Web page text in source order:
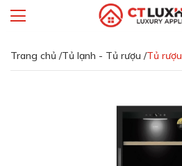
Trang chủ /Tủ lạnh - Tủ rượu /Tủ rượu